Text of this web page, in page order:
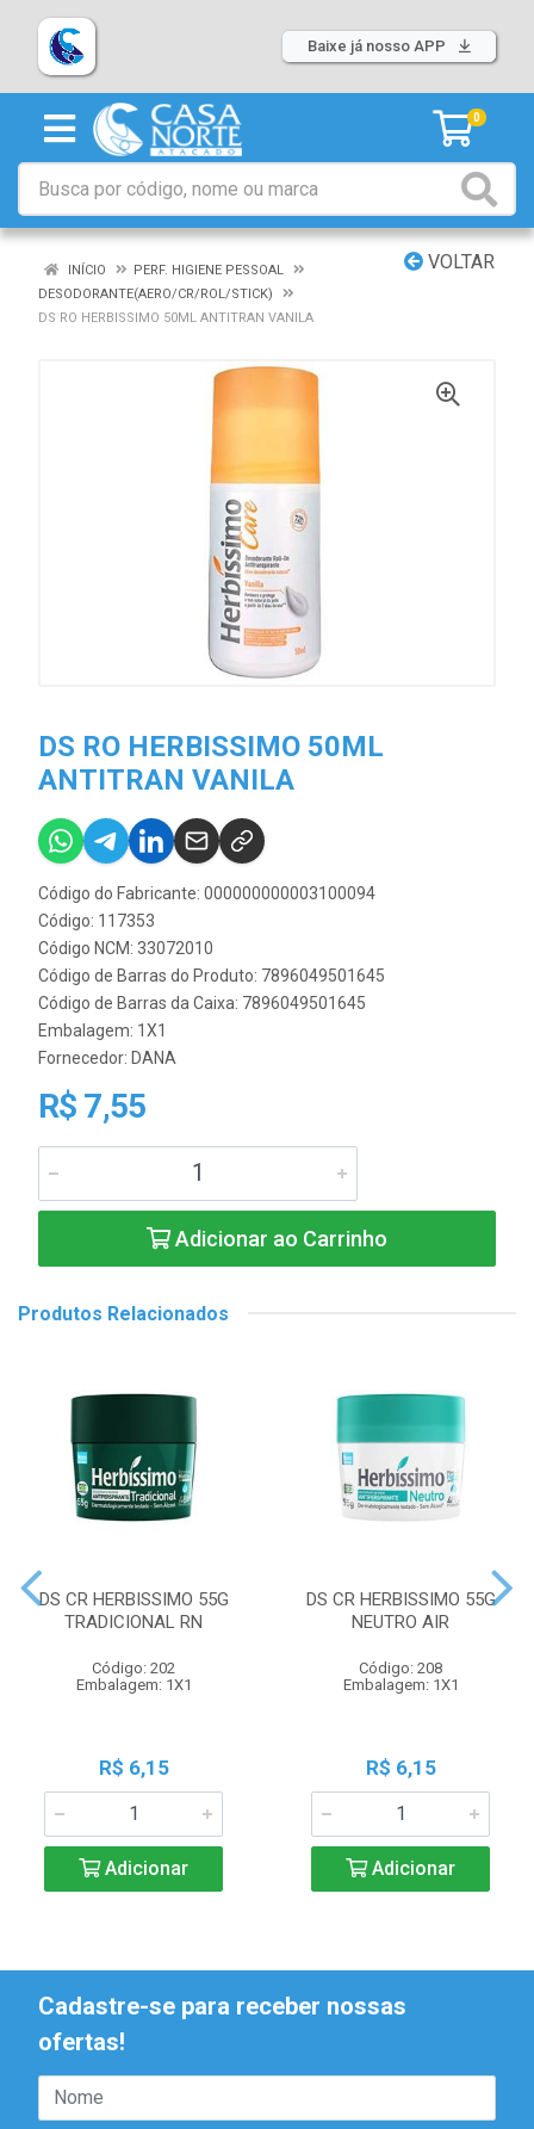
Baixe já nosso APP
0
VOLTAR
INÍCIO
PERF. HIGIENE PESSOAL
DESODORANTE(AERO/CR/ROL/STICK)
DS RO HERBISSIMO 50ML ANTITRAN VANILA
DS RO HERBISSIMO 50ML
ANTITRAN VANILA
Código do Fabricante: 000000000003100094
Código: 117353
Código NCM: 33072010
Código de Barras do Produto: 7896049501645
Código de Barras da Caixa: 7896049501645
Embalagem: 1X1
Fornecedor: DANA
R$ 7,55
Adicionar ao Carrinho
Produtos Relacionados
DS CR HERBISSIMO 55G
TRADICIONAL RN
Código: 202
Embalagem: 1X1
R$ 6,15
Adicionar
DS CR HERBISSIMO 55G
NEUTRO AIR
Código: 208
Embalagem: 1X1
R$ 6,15
Adicionar
Cadastre-se para receber nossas
ofertas!